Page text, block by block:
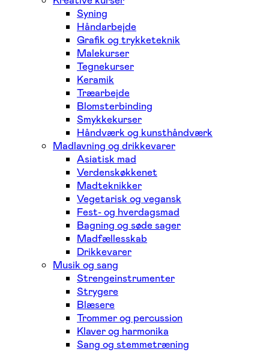
Syning
Håndarbejde
Grafik og trykketeknik
Malekurser
Tegnekurser
Keramik
Træarbejde
Blomsterbinding
Smykkekurser
Håndværk og kunsthåndværk
Madlavning og drikkevarer
Asiatisk mad
Verdenskøkkenet
Madteknikker
Vegetarisk og vegansk
Fest- og hverdagsmad
Bagning og søde sager
Madfællesskab
Drikkevarer
Musik og sang
Strengeinstrumenter
Strygere
Blæsere
Trommer og percussion
Klaver og harmonika
Sang og stemmetræning